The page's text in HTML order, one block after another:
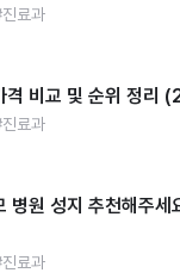
료과
격 비교 및 순위 정리
료과
병원 성지 추천해주세
료과